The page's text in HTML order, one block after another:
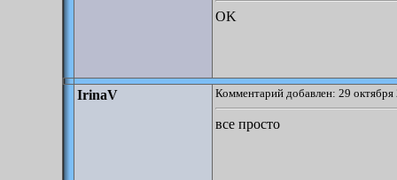
OK
IrinaV Комментарий добавлен: 29
все просто